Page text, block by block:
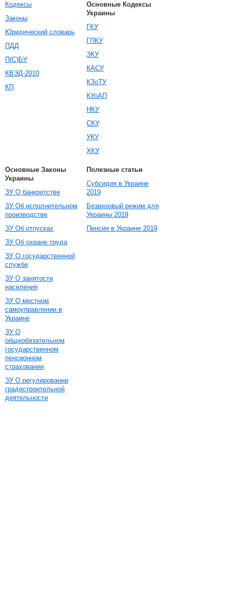
Кодексы
Законы
Юридический словарь
ПДД
П(С)БУ
КВЭД-2010
КП
Основные Кодексы
Украины
ГКУ
ГПКУ
ЗКУ
КАСУ
КЗоТУ
КУоАП
НКУ
СКУ
УКУ
ХКУ
Основные Законы
Украины
ЗУ О банкротстве
ЗУ Об исполнительном
производстве
ЗУ Об отпусках
ЗУ Об охране труда
ЗУ О государственной
службе
ЗУ О занятости
населения
ЗУ О местном
самоуправлении в
Украине
ЗУ О
общеобязательном
государственном
пенсионном
страховании
ЗУ О регулировании
градостроительной
деятельности
Полезные статьи
Субсидия в Украине
2019
Безвизовый режим для
Украины 2019
Пенсия в Украине 2019